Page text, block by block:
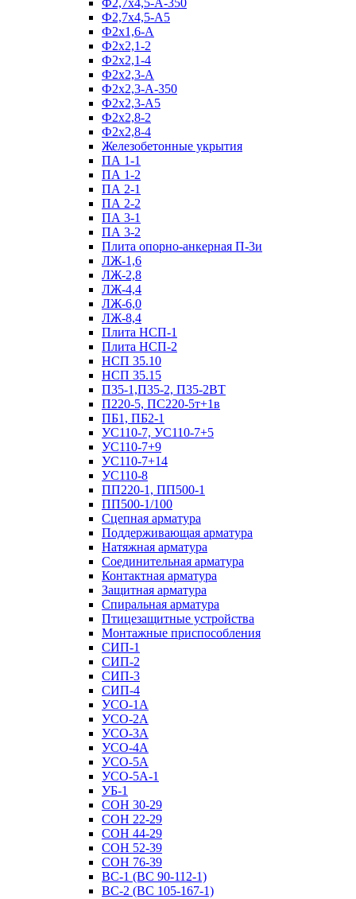
Ф2,7х4,5-А5
Ф2х1,6-А
Ф2х2,1-2
Ф2х2,1-4
Ф2х2,3-А
Ф2х2,3-А-350
Ф2х2,3-А5
Ф2х2,8-2
Ф2х2,8-4
Железобетонные укрытия
ПА 1-1
ПА 1-2
ПА 2-1
ПА 2-2
ПА 3-1
ПА 3-2
Плита опорно-анкерная П-3и
ЛЖ-1,6
ЛЖ-2,8
ЛЖ-4,4
ЛЖ-6,0
ЛЖ-8,4
Плита НСП-1
Плита НСП-2
НСП 35.10
НСП 35.15
П35-1,П35-2, П35-2ВТ
П220-5, ПС220-5т+1в
ПБ1, ПБ2-1
УС110-7, УС110-7+5
УС110-7+9
УС110-7+14
УС110-8
ПП220-1, ПП500-1
ПП500-1/100
Сцепная арматура
Поддерживающая арматура
Натяжная арматура
Соединительная арматура
Контактная арматура
Защитная арматура
Спиральная арматура
Птицезащитные устройства
Монтажные приспособления
СИП-1
СИП-2
СИП-3
СИП-4
УСО-1А
УСО-2А
УСО-3А
УСО-4А
УСО-5А
УСО-5А-1
УБ-1
СОН 30-29
СОН 22-29
СОН 44-29
СОН 52-39
СОН 76-39
ВС-1 (ВС 90-112-1)
ВС-2 (ВС 105-167-1)